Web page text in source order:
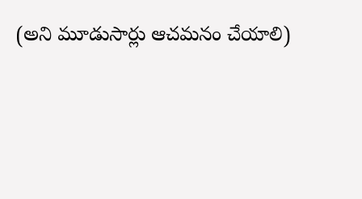
(అని మూడుసార్లు ఆచమనం చేయాలి)